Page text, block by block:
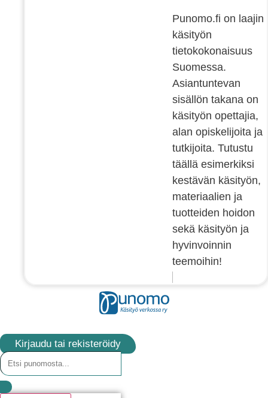
Punomo.fi on laajin
käsityön
tietokokonaisuus
Suomessa.
Asiantuntevan
sisällön takana on
käsityön opettajia,
alan opiskelijoita ja
tutkijoita. Tutustu
täällä esimerkiksi
kestävän käsityön,
materiaalien ja
tuotteiden hoidon
sekä käsityön ja
hyvinvoinnin
teemoihin!
Kirjaudu tai rekisteröidy